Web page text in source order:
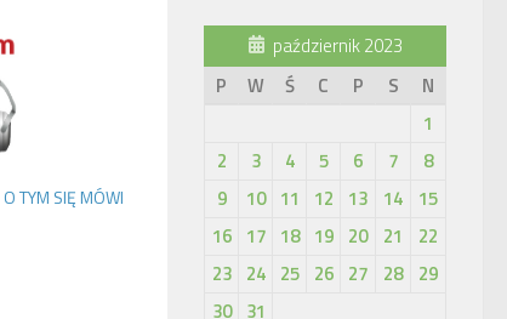
O TYM SIĘ MÓWI
październik 2023
P
W Ś C P S
N
1
2
3 4 5 6 7
8
9
10 11 12 13 14
15
16 17 18 19 20 21
22
23 24 25 26 27 28
29
30 31